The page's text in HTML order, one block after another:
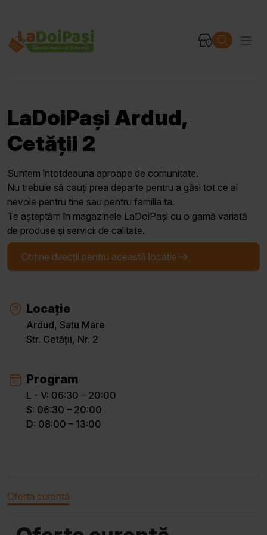
LaDoiPași Ardud,
Cetății 2
Suntem întotdeauna aproape de comunitate.
Nu trebuie să cauți prea departe pentru a găsi tot ce ai
nevoie pentru tine sau pentru familia ta.
Te așteptăm în magazinele LaDoiPași cu o gamă variată
de produse și servicii de calitate.
Obține direcții pentru această locație
Locație
Ardud, Satu Mare
Str. Cetății, Nr. 2
Program
L - V: 06:30 – 20:00
S: 06:30 – 20:00
D: 08:00 – 13:00
Oferta curentă